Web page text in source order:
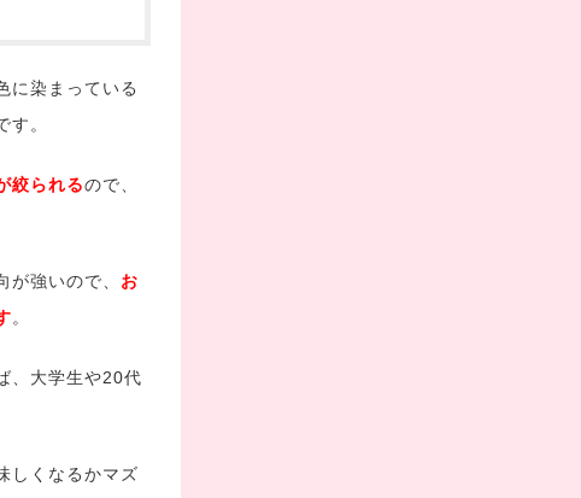
に染まっている
。
絞られるので、
強いので、 お
。
、大学生や20代
しくなるかマズ